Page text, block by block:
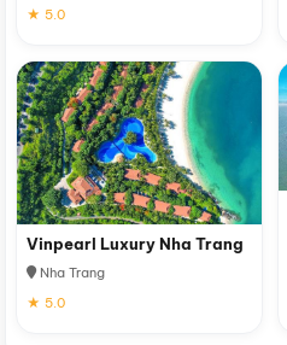
★ 5.0
Vinpearl Luxury Nha Trang
Nha Trang
★ 5.0